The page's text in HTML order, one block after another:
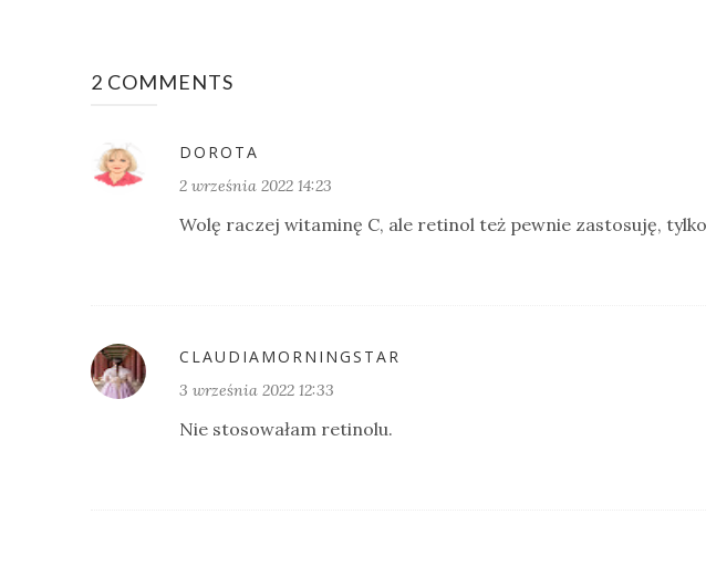
2 COMMENTS
DOROTA
2 września 2022 14:23
Wolę raczej witaminę C, ale retinol też pewnie zastosuję,
CLAUDIAMORNINGSTAR
3 września 2022 12:33
Nie stosowałam retinolu.